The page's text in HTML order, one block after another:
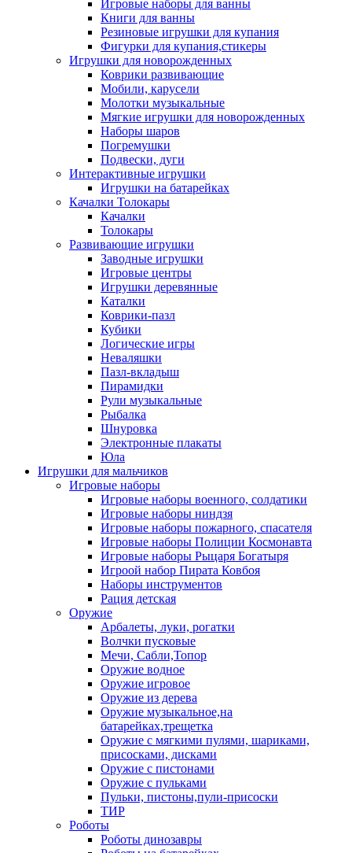
Игровые наборы для ванны
Книги для ванны
Резиновые игрушки для купания
Фигурки для купания,стикеры
Игрушки для новорожденных
Коврики развивающие
Мобили, карусели
Молотки музыкальные
Мягкие игрушки для новорожденных
Наборы шаров
Погремушки
Подвески, дуги
Интерактивные игрушки
Игрушки на батарейках
Качалки Толокары
Качалки
Толокары
Развивающие игрушки
Заводные игрушки
Игровые центры
Игрушки деревянные
Каталки
Коврики-пазл
Кубики
Логические игры
Неваляшки
Пазл-вкладыш
Пирамидки
Рули музыкальные
Рыбалка
Шнуровка
Электронные плакаты
Юла
Игрушки для мальчиков
Игровые наборы
Игровые наборы военного, солдатики
Игровые наборы ниндзя
Игровые наборы пожарного, спасателя
Игровые наборы Полиции Космонавта
Игровые наборы Рыцаря Богатыря
Игроой набор Пирата Ковбоя
Наборы инструментов
Рация детская
Оружие
Арбалеты, луки, рогатки
Волчки пусковые
Мечи, Сабли,Топор
Оружие водное
Оружие игровое
Оружие из дерева
Оружие музыкальное,на
батарейках,трещетка
Оружие с мягкими пулями, шариками,
присосками, дисками
Оружие с пистонами
Оружие с пульками
Пульки, пистоны,пули-присоски
ТИР
Роботы
Роботы динозавры